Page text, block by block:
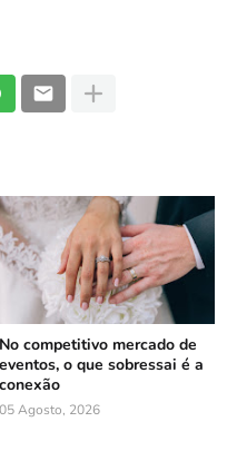
No competitivo mercado de
eventos, o que sobressai é a
conexão
05 Agosto, 2026